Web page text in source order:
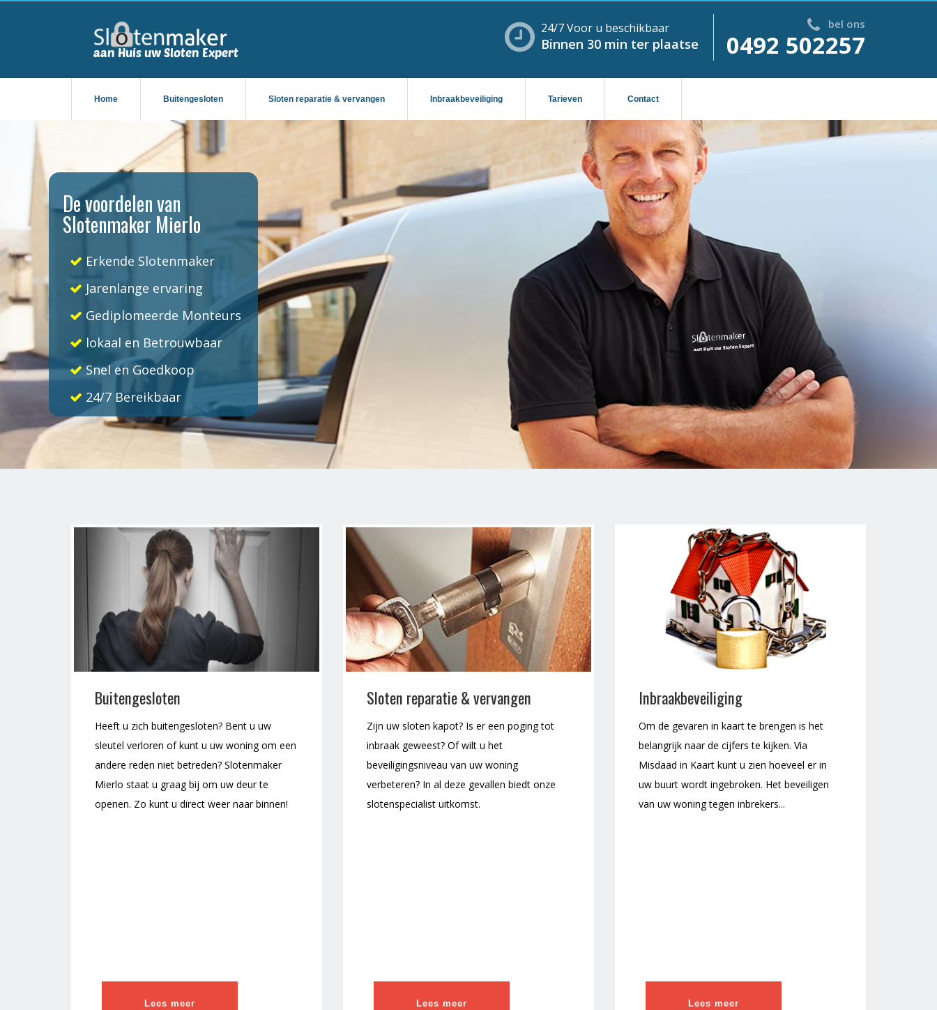
24/7 Voor u beschikbaar
Binnen 30 min ter plaatse
bel ons
0492 502257
Home Buitengesloten Sloten reparatie & vervangen Inbraakbeveiliging Tarieven Contact
De voordelen van
Slotenmaker Mierlo
Erkende Slotenmaker
Jarenlange ervaring
Gediplomeerde Monteurs
lokaal en Betrouwbaar
Snel en Goedkoop
24/7 Bereikbaar
Buitengesloten
Heeft u zich buitengesloten? Bent u uw
sleutel verloren of kunt u uw woning om een
andere reden niet betreden? Slotenmaker
Mierlo staat u graag bij om uw deur te
openen. Zo kunt u direct weer naar binnen!
Lees meer
Sloten reparatie & vervangen
Zijn uw sloten kapot? Is er een poging tot
inbraak geweest? Of wilt u het
beveiligingsniveau van uw woning
verbeteren? In al deze gevallen biedt onze
slotenspecialist uitkomst.
Lees meer
Inbraakbeveiliging
Om de gevaren in kaart te brengen is het
belangrijk naar de cijfers te kijken. Via
Misdaad in Kaart kunt u zien hoeveel er in
uw buurt wordt ingebroken. Het beveiligen
van uw woning tegen inbrekers...
Lees meer